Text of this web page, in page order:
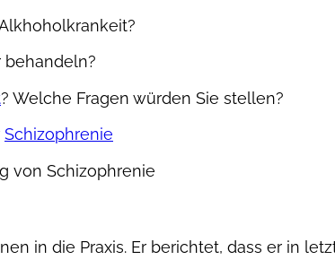
behandeln?
? Welche Fragen würden Sie stellen?
Schizophrenie
von Schizophrenie
in die Praxis. Er berichtet, dass er in